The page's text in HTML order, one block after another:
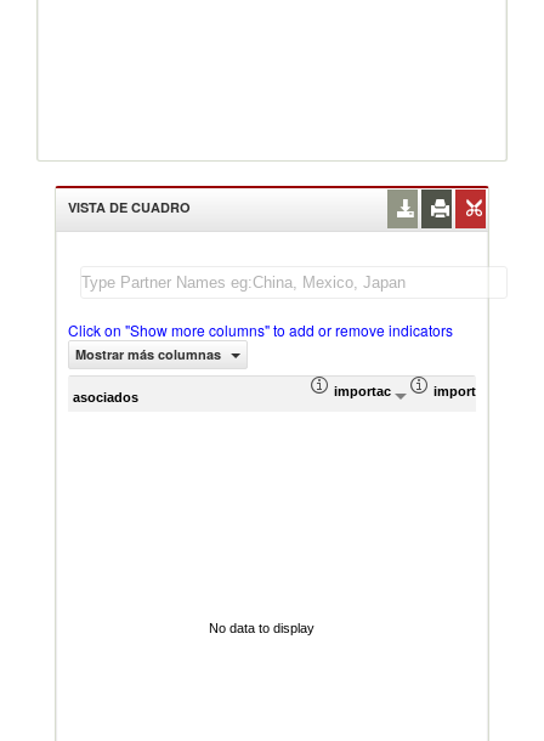
VISTA DE CUADRO
Click on "Show more columns" to add or remove indicators
Mostrar más columnas
asociados importación Valor del comercio
importación
No data to display